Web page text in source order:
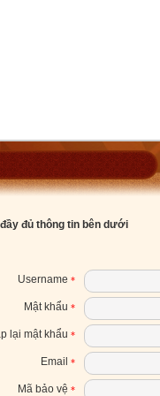
đủ thông tin bên dưới
Username *
Mật khẩu *
lại mật khẩu *
Email *
Mã bảo vệ *